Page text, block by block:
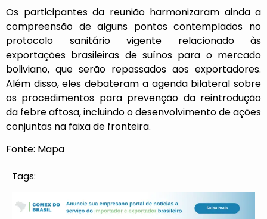
Os participantes da reunião harmonizaram ainda a
compreensão de alguns pontos contemplados no
protocolo sanitário vigente relacionado às
exportações brasileiras de suínos para o mercado
boliviano, que serão repassados aos exportadores.
Além disso, eles debateram a agenda bilateral sobre
os procedimentos para prevenção da reintrodução
da febre aftosa, incluindo o desenvolvimento de ações
conjuntas na faixa de fronteira.
Fonte: Mapa
Tags: